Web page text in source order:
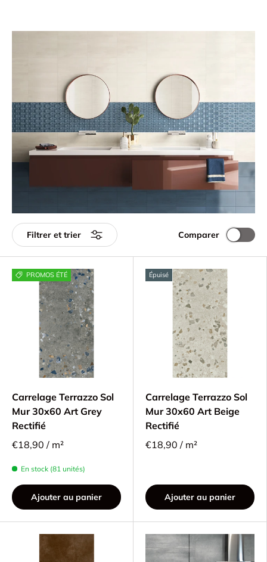
Filtrer et trier Comparer
PROMOS ÉTÉ
Carrelage Terrazzo Sol
Mur 30x60 Art Grey
Rectifié
€18,90 / m²
En stock (81 unités)
Ajouter au panier
Épuisé
Carrelage Terrazzo Sol
Mur 30x60 Art Beige
Rectifié
€18,90 / m²
Ajouter au panier